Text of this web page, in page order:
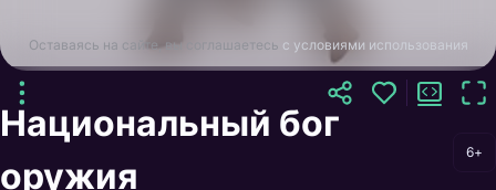
Оставаясь на сайте, вы соглашаетесь с условиями использования
Национальный бог
оружия
6+